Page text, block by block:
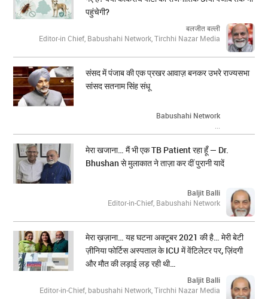
पहुंचेगी?
बलजीत बल्ली
Editor-in Chief, Babushahi Network, Tirchhi Nazar Media
संसद में पंजाब की एक प्रखर आवाज़ बनकर उभरे राज्यसभा
सांसद सतनाम सिंह संधू
Babushahi Network
...
मेरा खजाना… मैं भी एक TB Patient रहा हूँ — Dr.
Bhushan से मुलाकात ने ताज़ा कर दीं पुरानी यादें
Baljit Balli
Editor-in-Chief, Babushahi Network
मेरा ख़ज़ाना… यह घटना अक्टूबर 2021 की है… मेरी बेटी
ज़ीनिया फोर्टिस अस्पताल के ICU में वेंटिलेटर पर, ज़िंदगी
और मौत की लड़ाई लड़ रही थी…
Baljit Balli
Editor-in-Chief, babushahi Network, Tirchhi Nazar Media